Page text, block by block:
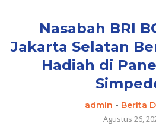
Nasabah BRI
Jakarta Selatan
Hadiah di
admin - Berita
Agustus 26,